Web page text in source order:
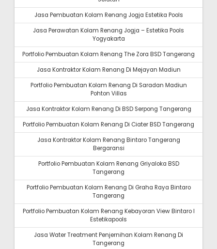
Jasa Pembuatan Kolam Renang Jogja Estetika Pools
Jasa Perawatan Kolam Renang Jogja – Estetika Pools
Yogyakarta
Portfolio Pembuatan Kolam Renang The Zora BSD Tangerang
Jasa Kontraktor Kolam Renang Di Mejayan Madiun
Portfolio Pembuatan Kolam Renang Di Saradan Madiun
Pohton Villas
Jasa Kontraktor Kolam Renang Di BSD Serpong Tangerang
Portfolio Pembuatan Kolam Renang Di Ciater BSD Tangerang
Jasa Kontraktor Kolam Renang Bintaro Tangerang
Bergaransi
Portfolio Pembuatan Kolam Renang Griyaloka BSD
Tangerang
Portfolio Pembuatan Kolam Renang Di Graha Raya Bintaro
Tangerang
Portfolio Pembuatan Kolam Renang Kebayoran View Bintaro I
Estetikapools
Jasa Water Treatment Penjernihan Kolam Renang Di
Tangerang